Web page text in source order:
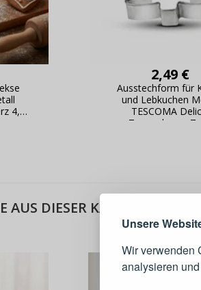
Unsere
Wir verwenden
analysieren
4,5
2,49 €
Ausstechform für
und Lebkuchen
TESCOMA
Tannenbaum 7
DIESER KATEGORIE